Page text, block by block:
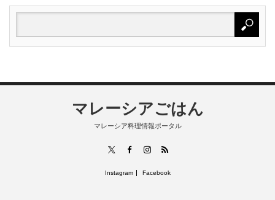
マレーシアごはん
マレーシア料理情報ポータル
FacebookInstagram
RSS
Instagram Facebook